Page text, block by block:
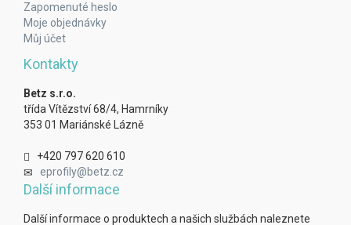
Zapomenuté heslo
Moje objednávky
Můj účet
Kontakty
Betz s.r.o.
třída Vítězství 68/4, Hamrníky
353 01 Mariánské Lázně
+420 797 620 610
eprofily@betz.cz
Další informace
Další informace o produktech a našich službách naleznete